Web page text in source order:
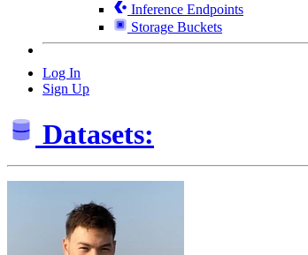
Inference Endpoints
Storage Buckets
Log In
Sign Up
Datasets: